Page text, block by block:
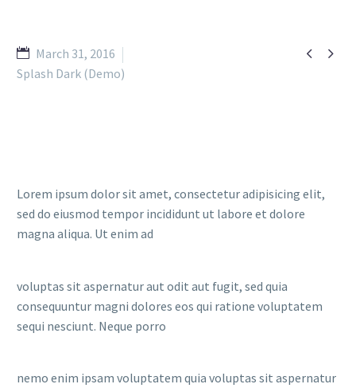
 
March 31, 2016
Splash Dark (Demo)
Lorem ipsum dolor sit amet, consectetur adipisicing elit,
sed do eiusmod tempor incididunt ut labore et dolore
magna aliqua. Ut enim ad
voluptas sit aspernatur aut odit aut fugit, sed quia
consequuntur magni dolores eos qui ratione voluptatem
sequi nesciunt. Neque porro
nemo enim ipsam voluptatem quia voluptas sit aspernatur